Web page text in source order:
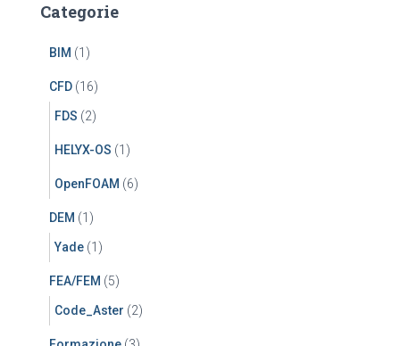
Categorie
BIM (1)
CFD (16)
FDS (2)
HELYX-OS (1)
OpenFOAM (6)
DEM (1)
Yade (1)
FEA/FEM (5)
Code_Aster (2)